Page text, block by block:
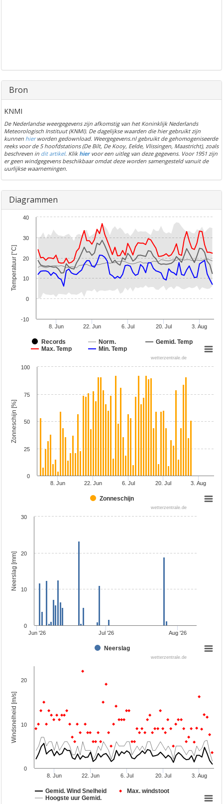
Bron
KNMI
De Nederlandse weergegevens zijn afkomstig van het Koninklijk Nederlands
Meteorologisch Instituut (KNMI). De dagelijkse waarden die hier gebruikt zijn
kunnen hierworden gedownload. Weergegevens.nl gebruikt de gehomogeniseerde
reeks voor de 5 hoofdstations (De Bilt, De Kooy, Eelde, Vlissingen, Maastricht), zoals
beschreven in dit artikel. Klik hiervoor een uitleg van deze gegevens. Voor 1951 zijn
er geen windgegevens beschikbaar omdat deze worden samengesteld vanuit de
uurlijkse waarnemingen.
Diagrammen
Temperatuur [°C]
Records Norm.
Gemid. Temp
Max. Temp
Min. Temp
8. Jun 22. Jun 6. Jul 20. Jul 3. Aug
-10
0
10
20
30
40
wetterzentrale.de
Zonneschijn [%]
Zonneschijn
8. Jun 22. Jun 6. Jul 20. Jul 3. Aug
0
25
50
75
100
wetterzentrale.de
Neerslag [mm]
Neerslag
Jun '26 Jul '26 Aug '26
0
10
20
30
wetterzentrale.de
Windsnelheid [m/s]
Gemid. Wind Snelheid
Max. windstoot
Hoogste uur Gemid.
8. Jun 22. Jun 6. Jul 20. Jul 3. Aug
0
10
20